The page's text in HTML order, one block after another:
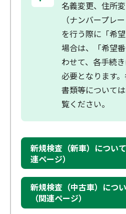
名義変更、住所
（ナンバープレ
を行う際に「希
場合は、「希望
わせて、各手続
必要となります
書類等について
覧ください。
新規検査（新車）につい
連ページ）
新規検査（中古車）につ
（関連ページ）